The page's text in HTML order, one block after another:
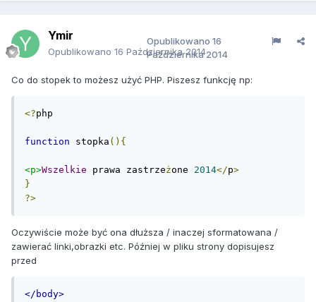
Ymir
Opublikowano 16 Października 2014
Opublikowano 16
Października 2014
Co do stopek to możesz użyć PHP. Piszesz funkcję np:
<?php
function stopka (){
<p>Wszelkie prawa zastrzeżone 2014</p>
}
?>
Oczywiście może być ona dłuższa / inaczej sformatowana /
zawierać linki,obrazki etc. Później w pliku strony dopisujesz
przed
</body>